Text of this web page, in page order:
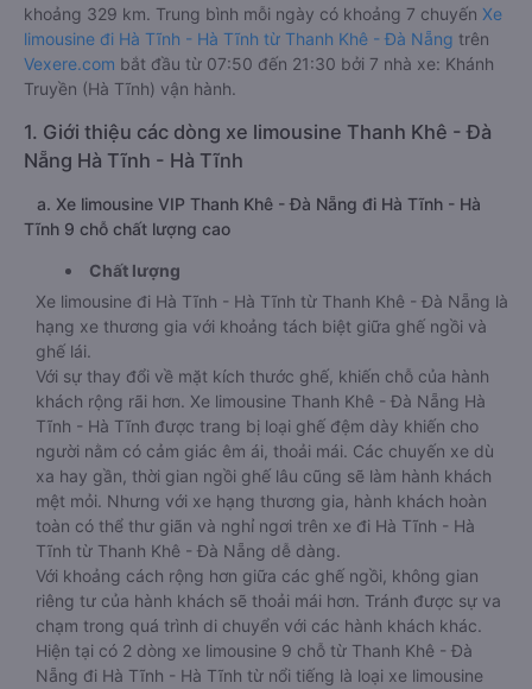
khoảng 329 km. Trung bình mỗi ngày có khoảng 7 chuyến Xe
limousine đi Hà Tĩnh - Hà Tĩnh từ Thanh Khê - Đà Nẵng trên
Vexere.com bắt đầu từ 07:50 đến 21:30 bởi 7 nhà xe: Khánh
Truyền (Hà Tĩnh) vận hành.
1. Giới thiệu các dòng xe limousine Thanh Khê - Đà
Nẵng Hà Tĩnh - Hà Tĩnh
a. Xe limousine VIP Thanh Khê - Đà Nẵng đi Hà Tĩnh - Hà
Tĩnh 9 chỗ chất lượng cao
Chất lượng
Xe limousine đi Hà Tĩnh - Hà Tĩnh từ Thanh Khê - Đà Nẵng là
hạng xe thương gia với khoảng tách biệt giữa ghế ngồi và
ghế lái.
Với sự thay đổi về mặt kích thước ghế, khiến chỗ của hành
khách rộng rãi hơn. Xe limousine Thanh Khê - Đà Nẵng Hà
Tĩnh - Hà Tĩnh được trang bị loại ghế đệm dày khiến cho
người nằm có cảm giác êm ái, thoải mái. Các chuyến xe dù
xa hay gần, thời gian ngồi ghế lâu cũng sẽ làm hành khách
mệt mỏi. Nhưng với xe hạng thương gia, hành khách hoàn
toàn có thể thư giãn và nghỉ ngơi trên xe đi Hà Tĩnh - Hà
Tĩnh từ Thanh Khê - Đà Nẵng dễ dàng.
Với khoảng cách rộng hơn giữa các ghế ngồi, không gian
riêng tư của hành khách sẽ thoải mái hơn. Tránh được sự va
chạm trong quá trình di chuyển với các hành khách khác.
Hiện tại có 2 dòng xe limousine 9 chỗ từ Thanh Khê - Đà
Nẵng đi Hà Tĩnh - Hà Tĩnh từ nổi tiếng là loại xe limousine